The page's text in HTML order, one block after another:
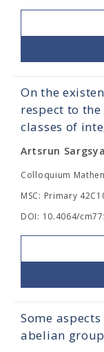
On the
respect to
classes of
Artsrun
Colloquium
MSC: Primary
DOI: 10.4064/
Some
abelian